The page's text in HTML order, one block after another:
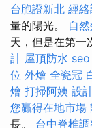
台胞證新北 經
量的陽光。 自
天，但是在第一
計 屋頂防水
位 外燴 全瓷冠
燴 打掃阿姨 設
您贏得在地市場
長。 台中脊椎